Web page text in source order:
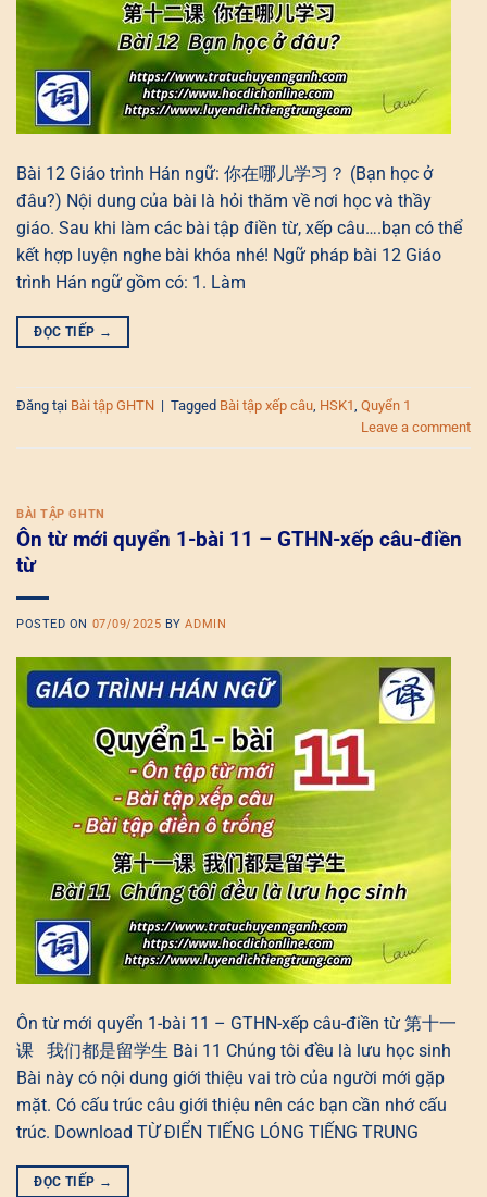
Bài 12 Giáo trình Hán ngữ: 你在哪儿学习？ (Bạn học ở
đâu?) Nội dung của bài là hỏi thăm về nơi học và thầy
giáo. Sau khi làm các bài tập điền từ, xếp câu….bạn có thể
kết hợp luyện nghe bài khóa nhé! Ngữ pháp bài 12 Giáo
trình Hán ngữ gồm có: 1. Làm
ĐỌC TIẾP →
Đăng tại Bài tập GHTN | Tagged Bài tập xếp câu, HSK1, Quyển 1
Leave a comment
BÀI TẬP GHTN
Ôn từ mới quyển 1-bài 11 – GTHN-xếp câu-điền
từ
POSTED ON 07/09/2025 BYADMIN
Ôn từ mới quyển 1-bài 11 – GTHN-xếp câu-điền từ 第十一
课 我们都是留学生 Bài 11 Chúng tôi đều là lưu học sinh
Bài này có nội dung giới thiệu vai trò của người mới gặp
mặt. Có cấu trúc câu giới thiệu nên các bạn cần nhớ cấu
trúc. Download TỪ ĐIỂN TIẾNG LÓNG TIẾNG TRUNG
ĐỌC TIẾP →